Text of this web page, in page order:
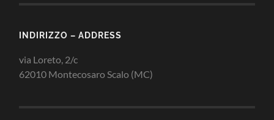
INDIRIZZO – ADDRESS
via Loreto, 2/c
62010 Montecosaro Scalo (MC)